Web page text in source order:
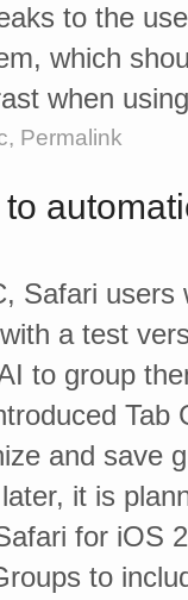
to the
which
when
, Permalink
Safari
a test
to group
Tab
and save
it is
for iOS
to